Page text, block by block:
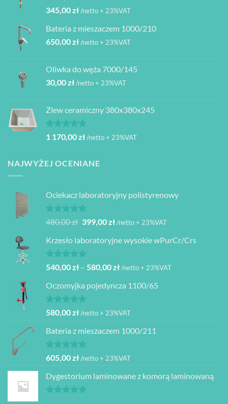
345,00zł/netto + 23%VAT
Bateria z mieszaczem 1000/210
650,00zł/netto + 23%VAT
Oliwka do węża 7000/145
30,00zł/netto + 23%VAT
Zlew ceramiczny 380x380x245
Oceniono
na 5
1 170,00zł/netto + 23%VAT
NAJWYŻEJ OCENIANE
Ociekacz laboratoryjny polistyrenowy
Oceniono
na 5
480,00zł Pierwotna
wynosiła:
480,00 zł.
399,00złAktualna
wynosi:
/netto + 23%VAT
Krzesło laboratoryjne wysokie wPurCr/Crs
Oceniono
na 5
540,00zł – 580,00złZakres
od
do
/netto + 23%VAT
Oczomyjka pojedyncza 1100/65
Oceniono
na 5
580,00zł/netto + 23%VAT
Bateria z mieszaczem 1000/211
Oceniono
na 5
605,00zł/netto + 23%VAT
Dygestorium laminowane z komorą laminowaną